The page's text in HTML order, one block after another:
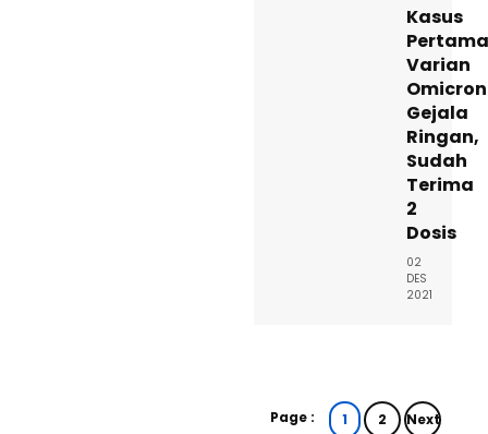
Kasus
Pertama
Varian
Gejala
Ringan,
Sudah
Terima
2
Dosis
02
DES
2021
Page : 1 2 Next